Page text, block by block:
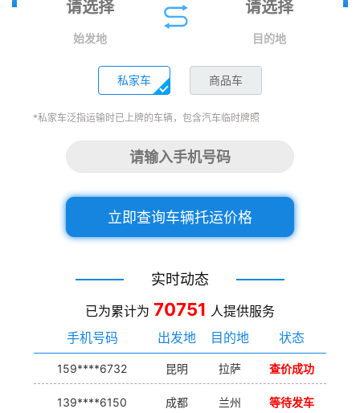
始发地 目的地
私家车 商品车
*私家车泛指运输时已上牌的车辆，包含汽车临时牌照
立即查询车辆托运价格
实时动态
已为累计为 70751 人提供服务
手机号码
出发地 目的地 状态
159****6732 昆明 拉萨 查价成功
139****6150 成都 兰州 等待发车